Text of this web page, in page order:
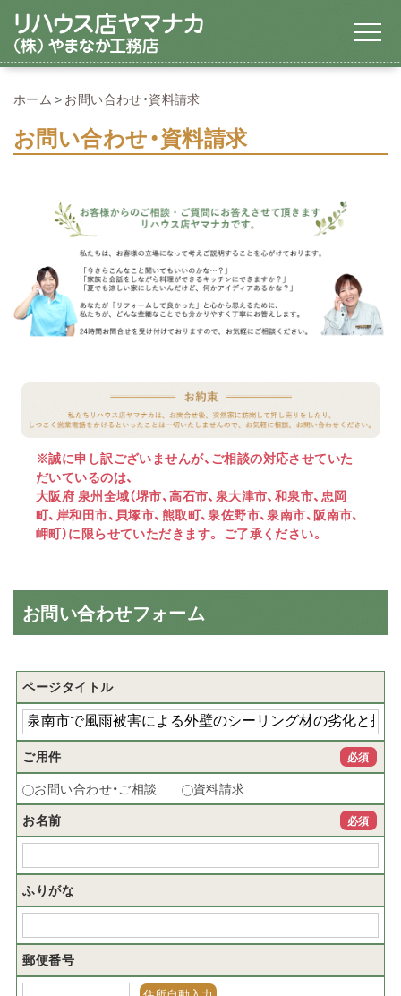
ホーム お問い合わせ・資料請求
お問い合わせ・資料請求
※誠に申し訳ございませんが、ご相談の対応させていた
だいているのは、
大阪府 泉州全域（堺市、高石市、泉大津市、和泉市、忠岡
町、岸和田市、貝塚市、熊取町、泉佐野市、泉南市、阪南市、
岬町）に限らせていただきます。 ご了承ください。
お問い合わせフォーム
ページタイトル
ご用件 必須
お問い合わせ・ご相談
資料請求
お名前
必須
ふりがな
郵便番号